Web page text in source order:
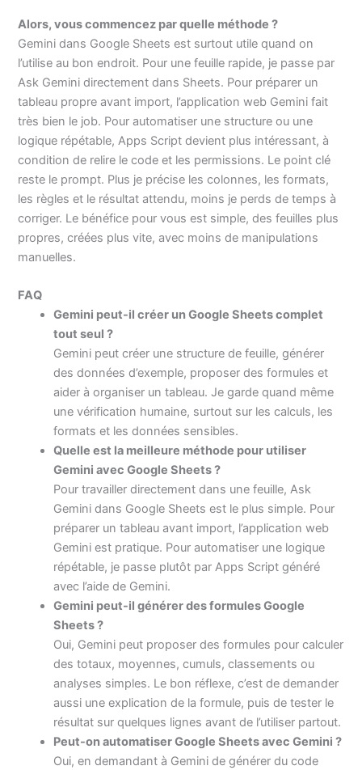
Alors, vous commencez par quelle méthode ?
Gemini dans Google Sheets est surtout utile quand on
l’utilise au bon endroit. Pour une feuille rapide, je passe par
Ask Gemini directement dans Sheets. Pour préparer un
tableau propre avant import, l’application web Gemini fait
très bien le job. Pour automatiser une structure ou une
logique répétable, Apps Script devient plus intéressant, à
condition de relire le code et les permissions. Le point clé
reste le prompt. Plus je précise les colonnes, les formats,
les règles et le résultat attendu, moins je perds de temps à
corriger. Le bénéfice pour vous est simple, des feuilles plus
propres, créées plus vite, avec moins de manipulations
manuelles.
FAQ
Gemini peut-il créer un Google Sheets complet
tout seul ?
Gemini peut créer une structure de feuille, générer
des données d’exemple, proposer des formules et
aider à organiser un tableau. Je garde quand même
une vérification humaine, surtout sur les calculs, les
formats et les données sensibles.
Quelle est la meilleure méthode pour utiliser
Gemini avec Google Sheets ?
Pour travailler directement dans une feuille, Ask
Gemini dans Google Sheets est le plus simple. Pour
préparer un tableau avant import, l’application web
Gemini est pratique. Pour automatiser une logique
répétable, je passe plutôt par Apps Script généré
avec l’aide de Gemini.
Gemini peut-il générer des formules Google
Sheets ?
Oui, Gemini peut proposer des formules pour calculer
des totaux, moyennes, cumuls, classements ou
analyses simples. Le bon réflexe, c’est de demander
aussi une explication de la formule, puis de tester le
résultat sur quelques lignes avant de l’utiliser partout.
Peut-on automatiser Google Sheets avec Gemini ?
Oui, en demandant à Gemini de générer du code